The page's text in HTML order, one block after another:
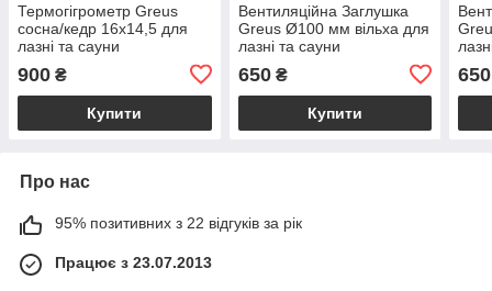
Термогігрометр Greus
сосна/кедр 16х14,5 для
лазні та сауни
900 ₴
Купити
Вентиляційна Заглушка
Greus Ø100 мм вільха для
лазні та сауни
650₴
Купити
650
Про нас
95% позитивних з 22 відгуків за рік
Працює з 23.07.2013